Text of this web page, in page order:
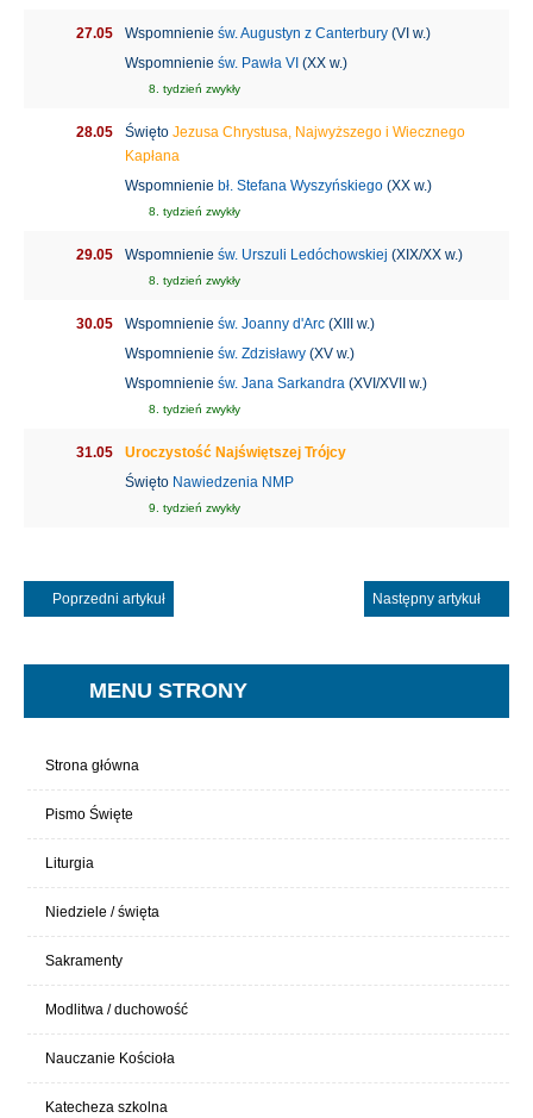
27.05 Wspomnienie św. Augustyn z Canterbury (VI w.)
Wspomnienie św. Pawła VI (XX w.)
8. tydzień zwykły
28.05 Święto Jezusa Chrystusa, Najwyższego i Wiecznego
Kapłana
Wspomnienie bł. Stefana Wyszyńskiego (XX w.)
8. tydzień zwykły
29.05 Wspomnienie św. Urszuli Ledóchowskiej (XIX/XX w.)
8. tydzień zwykły
30.05 Wspomnienie św. Joanny d'Arc (XIII w.)
Wspomnienie św. Zdzisławy (XV w.)
Wspomnienie św. Jana Sarkandra (XVI/XVII w.)
8. tydzień zwykły
31.05
Uroczystość Najświętszej Trójcy
Święto Nawiedzenia NMP
9. tydzień zwykły
Poprzedni artykuł Następny artykuł
MENU STRONY
Strona główna
Pismo Święte
Liturgia
Niedziele / święta
Sakramenty
Modlitwa / duchowość
Nauczanie Kościoła
Katecheza szkolna